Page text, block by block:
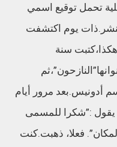
تحمل توقيع اسمي
يوم اكتشفت
سنة
أدونيس.بعد مرور أيام
يقول :”شكرا للمسمى
فعلا، ذهبت.كنت